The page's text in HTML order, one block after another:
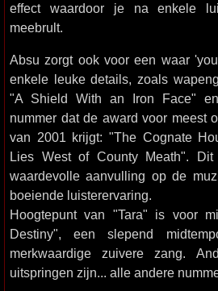
effect waardoor je na enkele
meebrult.
Absu zorgt ook voor een waar
enkele leuke details, zoals
"A Shield With an Iron Face"
nummer dat de award voor meest
van 2001 krijgt: "The Cognate
Lies West of County Meath".
waardevolle aanvulling op de
boeiende luisterervaring.
Hoogtepunt van "Tara" is voor
Destiny", een slepend
merkwaardige zuivere zang.
uitspringen zijn... alle andere